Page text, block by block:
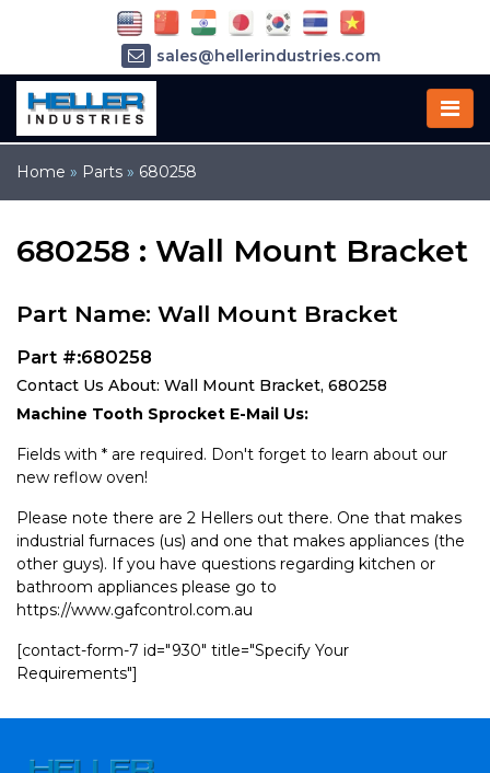
Home » Parts » 680258
680258 : Wall Mount Bracket
Part Name: Wall Mount Bracket
Part #:680258
Contact Us About: Wall Mount Bracket, 680258
Machine Tooth Sprocket E-Mail Us:
Fields with * are required. Don't forget to learn about our
new reflow oven!
Please note there are 2 Hellers out there. One that makes
industrial furnaces (us) and one that makes appliances (the
other guys). If you have questions regarding kitchen or
bathroom appliances please go to
https://www.gafcontrol.com.au
[contact-form-7 id="930" title="Specify Your
Requirements"]
sales@hellerindustries.com
service@hellerindustries.com